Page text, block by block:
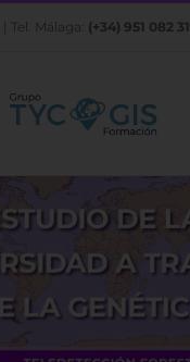
| Tel. Málaga: (+34) 951 082